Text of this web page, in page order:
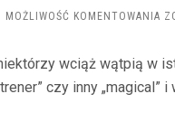
MOŻLIWOŚĆ KOMENTOWANIA
wciąż wątpią w
czy inny „magical”